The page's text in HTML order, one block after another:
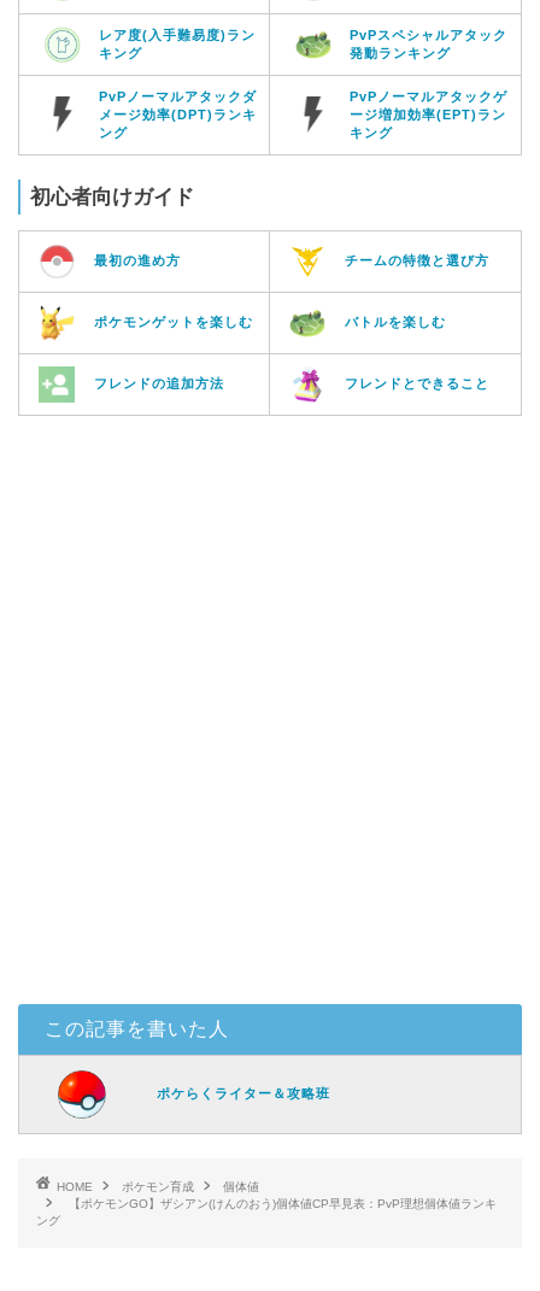
レア度(入手難易度)ラン
キング
PvPスペシャルアタック
発動ランキング
PvPノーマルアタックダ
メージ効率(DPT)ランキ
ング
PvPノーマルアタックゲ
ージ増加効率(EPT)ラン
キング
初心者向けガイド
最初の進め方 チームの特徴と選び方
ポケモンゲットを楽しむ バトルを楽しむ
フレンドの追加方法 フレンドとできること
この記事を書いた人
ポケらくライター＆攻略班
HOME ポケモン育成
個体値
【ポケモンGO】ザシアン(けんのおう)個体値CP早見表：PvP理想個体値ランキ
ング